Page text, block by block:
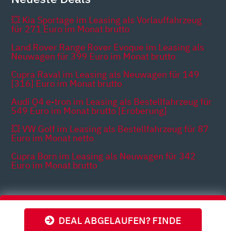
DEAL ABGELAUFEN? FINDE
💥 Kia Sportage im Leasing als Vorlauffahrzeug
für 271 Euro im Monat brutto
Land Rover Range Rover Evoque im Leasing als
Neuwagen für 399 Euro im Monat brutto
Cupra Raval im Leasing als Neuwagen für 149
[316] Euro im Monat brutto
Audi Q4 e-tron im Leasing als Bestellfahrzeug für
549 Euro im Monat brutto [Eroberung]
💥 VW Golf im Leasing als Bestellfahrzeug für 87
Euro im Monat netto
Cupra Born im Leasing als Neuwagen für 342
Euro im Monat brutto